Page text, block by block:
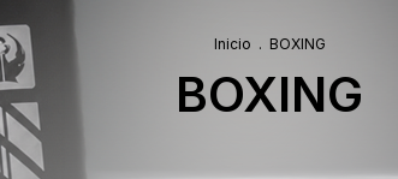
Inicio . BOXING
BOXING